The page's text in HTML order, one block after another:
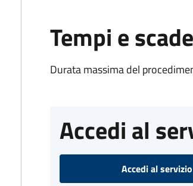
Tempi e
Durata massima del
Accedi al
Accedi al servizio